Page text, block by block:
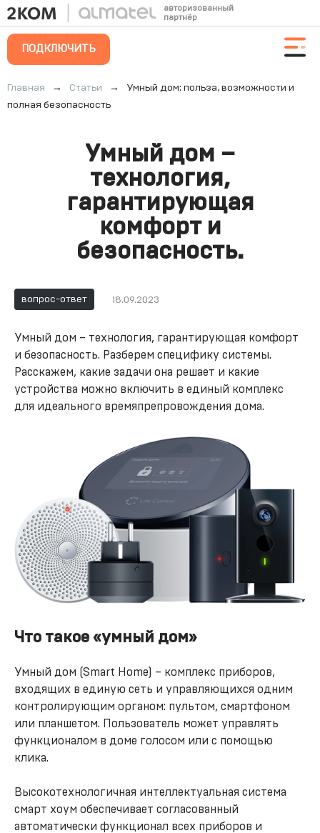
авторизованный
партнёр
ПОДКЛЮЧИТЬ
Главная → Статьи →
Умный дом: польза, возможности и
полная безопасность
Умный дом –
технология,
гарантирующая
комфорт и
безопасность.
вопрос-ответ 18.09.2023
Умный дом – технология, гарантирующая комфорт
и безопасность. Разберем специфику системы.
Расскажем, какие задачи она решает и какие
устройства можно включить в единый комплекс
для идеального времяпрепровождения дома.
Что такое «умный дом»
Умный дом (Smart Home) – комплекс приборов,
входящих в единую сеть и управляющихся одним
контролирующим органом: пультом, смартфоном
или планшетом. Пользователь может управлять
функционалом в доме голосом или с помощью
клика.
Высокотехнологичная интеллектуальная система
смарт хоум обеспечивает согласованный
автоматически функционал всех приборов и